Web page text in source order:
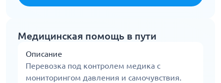
Медицинская помощь в пути
Описание
Перевозка под контролем медика с
мониторингом давления и самочувствия.